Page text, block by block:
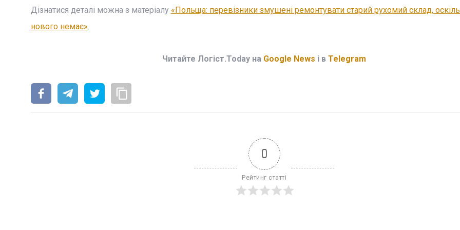
Дізнатися деталі можна з матеріалу «Польща: перевізники змушені ремонтувати старий рухомий склад,
нового немає».
Читайте Логіст.Today на Google News і в Telegram
0
Рейтинг статті